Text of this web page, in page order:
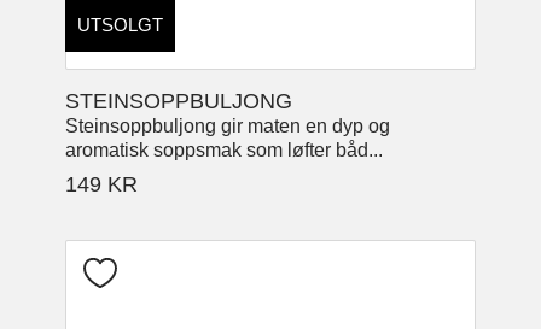
STEINSOPPBULJONG
Steinsoppbuljong gir maten en dyp og
aromatisk soppsmak som løfter båd...
149 KR
UTSOLGT